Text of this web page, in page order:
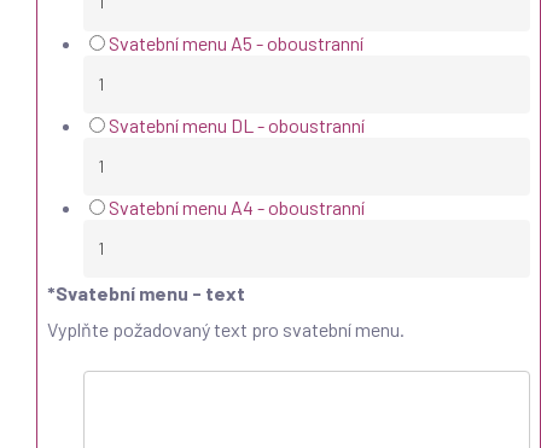
Svatební menu A5 - oboustranní
Svatební menu DL - oboustranní
Svatební menu A4 - oboustranní
*Svatební menu - text
Vyplňte požadovaný text pro svatební menu.